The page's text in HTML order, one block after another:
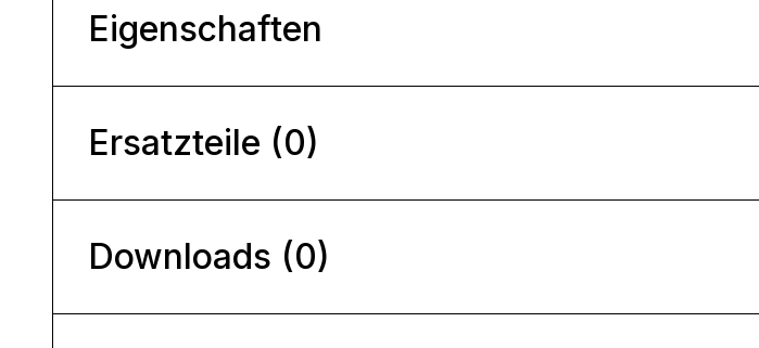
Eigenschaften
Ersatzteile (0)
Downloads (0)